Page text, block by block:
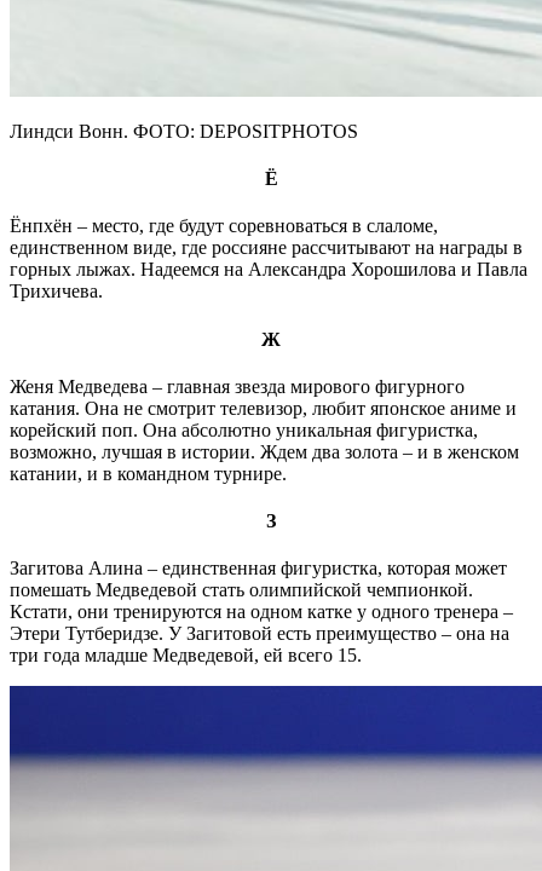
Линдси Вонн. ФОТО: DEPOSITPHOTOS
Ё
Ёнпхён – место, где будут соревноваться в слаломе,
единственном виде, где россияне рассчитывают на награды в
горных лыжах. Надеемся на Александра Хорошилова и Павла
Трихичева.
Ж
Женя Медведева – главная звезда мирового фигурного
катания. Она не смотрит телевизор, любит японское аниме и
корейский поп. Она абсолютно уникальная фигуристка,
возможно, лучшая в истории. Ждем два золота – и в женском
катании, и в командном турнире.
З
Загитова Алина – единственная фигуристка, которая может
помешать Медведевой стать олимпийской чемпионкой.
Кстати, они тренируются на одном катке у одного тренера –
Этери Тутберидзе. У Загитовой есть преимущество – она на
три года младше Медведевой, ей всего 15.